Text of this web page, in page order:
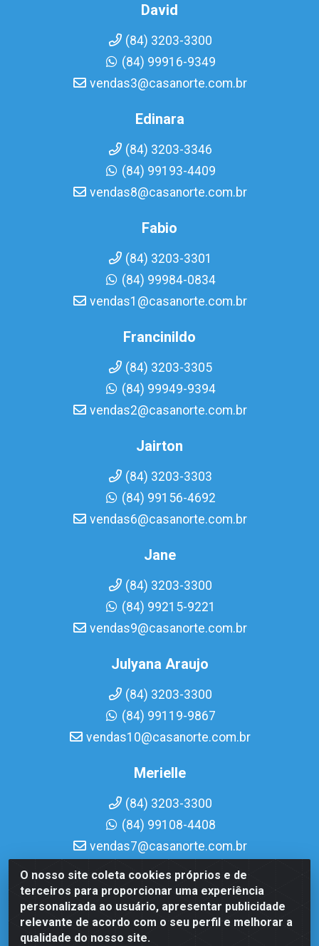
O nosso site coleta cookies próprios e de
terceiros para proporcionar uma experiência
personalizada ao usuário, apresentar publicidade
relevante de acordo com o seu perfil e melhorar a
qualidade do nosso site.
David
(84) 3203-3300
(84) 99916-9349
vendas3@casanorte.com.br
Edinara
(84) 3203-3346
(84) 99193-4409
vendas8@casanorte.com.br
Fabio
(84) 3203-3301
(84) 99984-0834
vendas1@casanorte.com.br
Francinildo
(84) 3203-3305
(84) 99949-9394
vendas2@casanorte.com.br
Jairton
(84) 3203-3303
(84) 99156-4692
vendas6@casanorte.com.br
Jane
(84) 3203-3300
(84) 99215-9221
vendas9@casanorte.com.br
Julyana Araujo
(84) 3203-3300
(84) 99119-9867
vendas10@casanorte.com.br
Merielle
(84) 3203-3300
(84) 99108-4408
vendas7@casanorte.com.br
Casa Norte LTDA - Av. Interventor Mário Câmara, 1815 -
Dix-Sept Rosado, Natal/RN - CEP 59054-600 - CNPJ
08.713.513/0001-51